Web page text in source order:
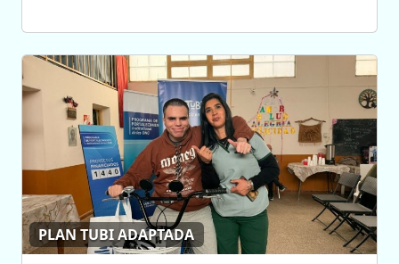
PLAN TUBI ADAPTADA